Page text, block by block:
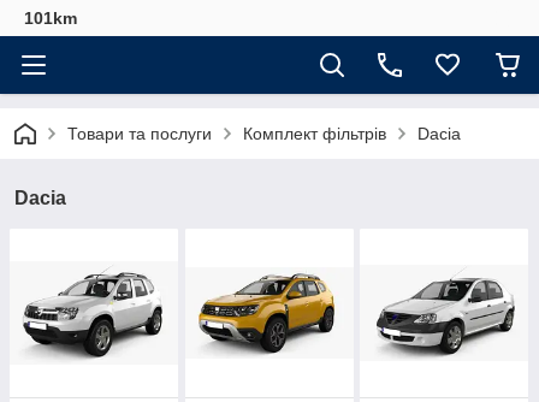
101km
Товари та послуги Комплект фільтрів Dacia
Dacia